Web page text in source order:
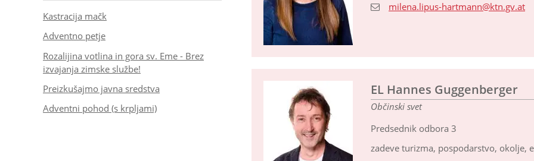
milena.lipus-hartmann@ktn.gv.at
EL Hannes Guggenberger
Občinski svet
Predsednik odbora 3
zadeve turizma, pospodarstvo, okolje,
Kastracija mačk
Adventno petje
Rozalijina votlina in gora sv. Eme - Brez
izvajanja zimske službe!
Preizkušajmo javna sredstva
Adventni pohod (s krpljami)